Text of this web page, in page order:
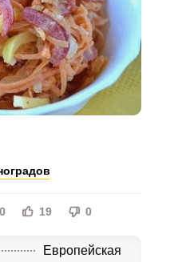
0 19 0
Европейская